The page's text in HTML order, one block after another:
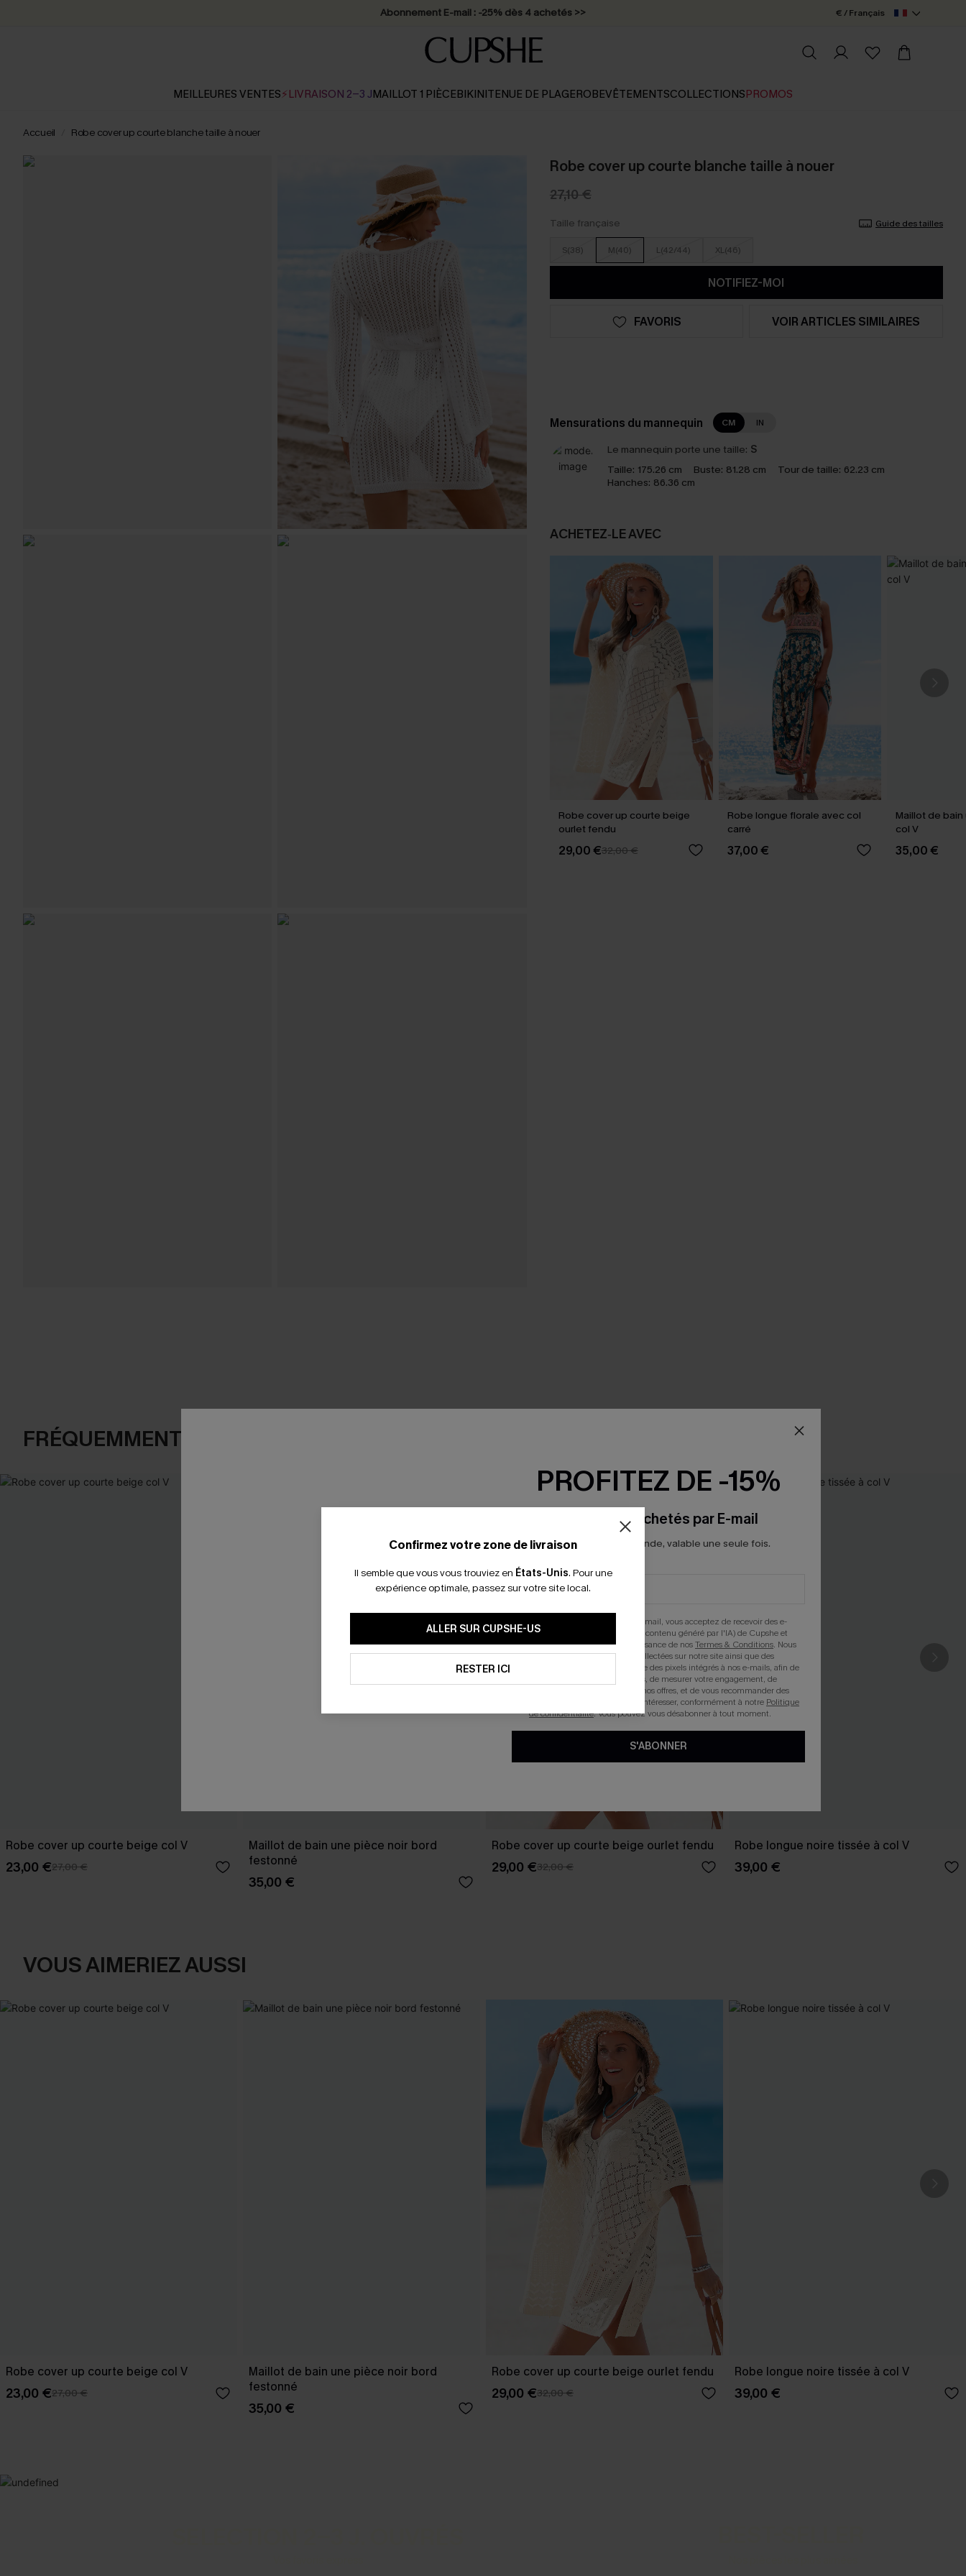
* Livraison éclair 2-3 jours ouvrés >> € / Français
MEILLEURES VENTES⚡LIVRAISON 2-3 JMAILLOT 1 PIÈCEBIKINITENUE DE PLAGEROBEVÊTEMENTSCOLLECTIONSPROMOS
Accueil Robe cover up courte blanche taille à nouer
Robe cover up courte blanche taille à nouer
27,10 €
Taille française Guide des tailles
S(38) M(40) L(42/44) XL(46)
NOTIFIEZ-MOI
FAVORIS VOIR ARTICLES SIMILAIRES
Mensurations du mannequin CM IN
Le mannequin porte une taille: S
Taille: 175.26 cm Buste: 81.28 cm Tour de taille: 62.23 cm
Hanches: 86.36 cm
ACHETEZ‑LE AVEC
Robe cover up courte beige
ourlet fendu
29,00 €32,00 €
Robe longue florale avec col
carré
37,00 €
Maillot de
col V
35,00 €
FRÉQUEMMENT ACHETÉS ENSEMBLE
Robe cover up courte beige col V
23,00 €27,00 €
Maillot de bain une pièce noir bord
festonné
35,00 €
Robe cover up courte beige ourlet fendu
29,00 €32,00 €
Robe longue noire tissée à col V
39,00 €
VOUS AIMERIEZ AUSSI
Robe cover up courte beige col V
23,00 €27,00 €
Maillot de bain une pièce noir bord
festonné
35,00 €
Robe cover up courte beige ourlet fendu
29,00 €32,00 €
Robe longue noire tissée à col V
39,00 €
Confirmez votre zone de livraison
Il semble que vous vous trouviez en États-Unis. Pour une
expérience optimale, passez sur votre site local.
ALLER SUR CUPSHE-US
RESTER ICI
PROFITEZ DE -15%
-15% dès 2 Achetés par E-mail
*Un code par commande, valable une seule fois.
En soumettant votre adresse e-mail, vous acceptez de recevoir des e-
mails marketing (y compris du contenu généré par l'IA) de Cupshe et
reconnaissez avoir pris connaissance de nosTermes & Conditions. Nous
pouvons utiliser les données collectées sur notre site ainsi que des
technologies de suivi, telles que des pixels intégrés à nos e-mails, afin de
savoir si ceux-ci ont été ouverts, de mesurer votre engagement, de
personnaliser nos contenus et nos offres, et de vous recommander des
produits susceptibles de vous intéresser, conformément à notre Politique
de confidentialité. Vous pouvez vous désabonner à tout moment.
S'ABONNER